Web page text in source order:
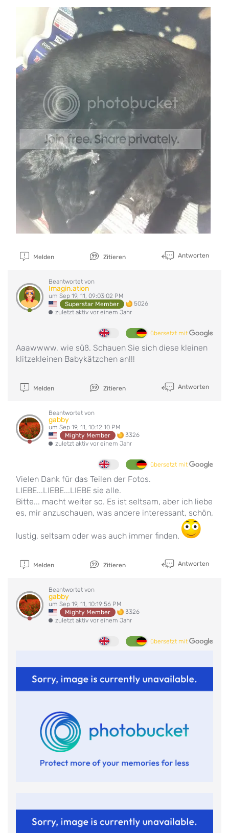
Melden Zitieren Antworten
Beantwortet von
Imagin.ation
um Sep 19, 11, 09:03:02 PM
Superstar Member
5026
zuletzt aktiv vor einem Jahr
übersetzt mit
Aaawwww, wie süß. Schauen Sie sich diese kleinen
klitzekleinen Babykätzchen an!!!
Melden Zitieren Antworten
Beantwortet von
gabby
um Sep 19, 11, 10:12:10 PM
Mighty Member
3326
zuletzt aktiv vor einem Jahr
übersetzt mit
Vielen Dank für das Teilen der Fotos.
LIEBE...LIEBE...LIEBE sie alle.
Bitte... macht weiter so. Es ist seltsam, aber ich liebe
es, mir anzuschauen, was andere interessant, schön,
lustig, seltsam oder was auch immer finden.
Melden Zitieren Antworten
Beantwortet von
gabby
um Sep 19, 11, 10:19:56 PM
Mighty Member
3326
zuletzt aktiv vor einem Jahr
übersetzt mit